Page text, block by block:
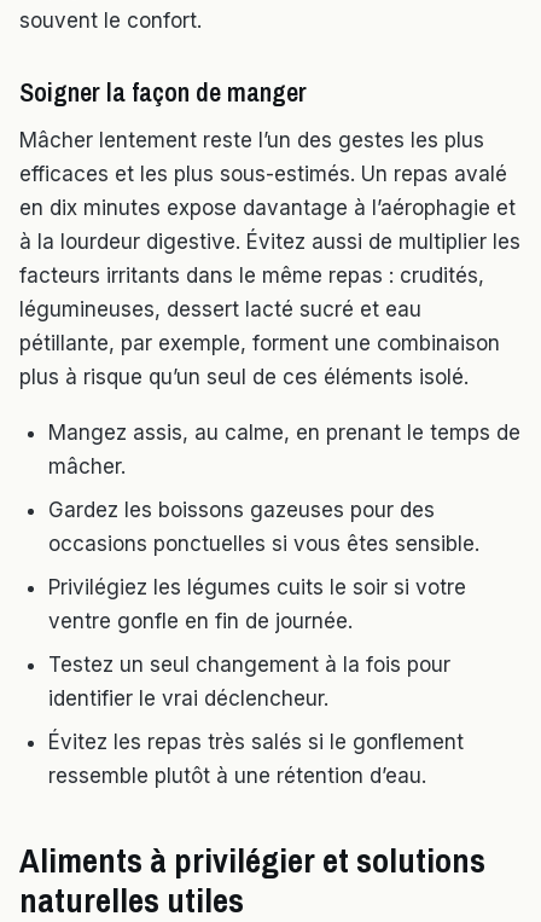
souvent le confort.
Soigner la façon de manger
Mâcher lentement reste l’un des gestes les plus
efficaces et les plus sous-estimés. Un repas avalé
en dix minutes expose davantage à l’aérophagie et
à la lourdeur digestive. Évitez aussi de multiplier les
facteurs irritants dans le même repas : crudités,
légumineuses, dessert lacté sucré et eau
pétillante, par exemple, forment une combinaison
plus à risque qu’un seul de ces éléments isolé.
Mangez assis, au calme, en prenant le temps de
mâcher.
Gardez les boissons gazeuses pour des
occasions ponctuelles si vous êtes sensible.
Privilégiez les légumes cuits le soir si votre
ventre gonfle en fin de journée.
Testez un seul changement à la fois pour
identifier le vrai déclencheur.
Évitez les repas très salés si le gonflement
ressemble plutôt à une rétention d’eau.
Aliments à privilégier et solutions
naturelles utiles